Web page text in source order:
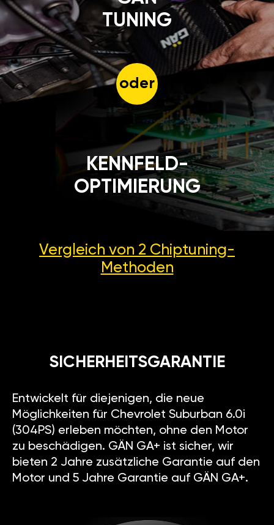
TUNING
oder
KENNFELD-
OPTIMIERUNG
Vergleich von 2 Chiptuning-
Methoden
SICHERHEITSGARANTIE
Entwickelt für diejenigen, die neue
Möglichkeiten für Chevrolet Suburban 6.0i
(304PS) erleben möchten, ohne den Motor
zu beschädigen. GÄN GA+ ist sicher, wir
bieten 2 Jahre zusätzliche Garantie auf den
Motor und 5 Jahre Garantie auf GÄN GA+.